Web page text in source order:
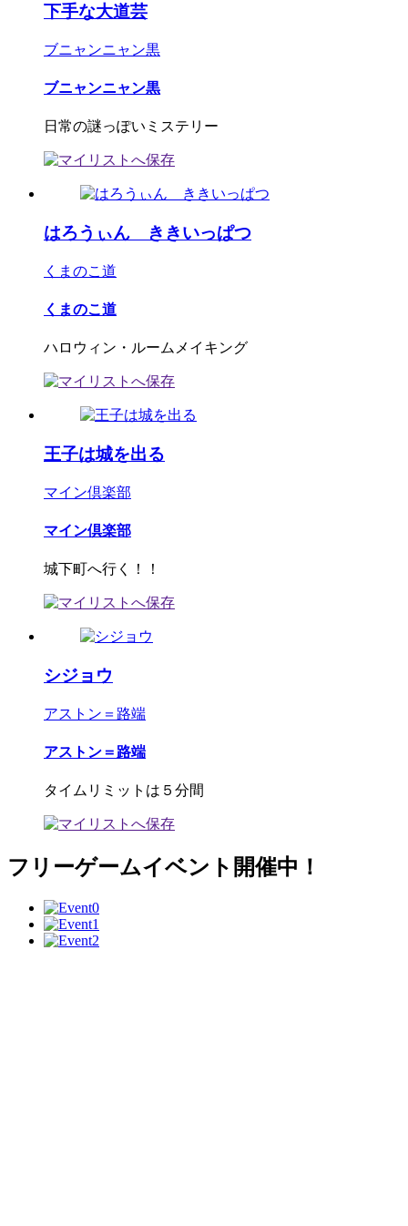
下手な大道芸
ブニャンニャン黒
ブニャンニャン黒
日常の謎っぽいミステリー
はろうぃん ききいっぱつ
くまのこ道
くまのこ道
ハロウィン・ルームメイキング
王子は城を出る
マイン倶楽部
マイン倶楽部
城下町へ行く！！
シジョウ
アストン＝路端
アストン＝路端
タイムリミットは５分間
フリーゲームイベント開催中！